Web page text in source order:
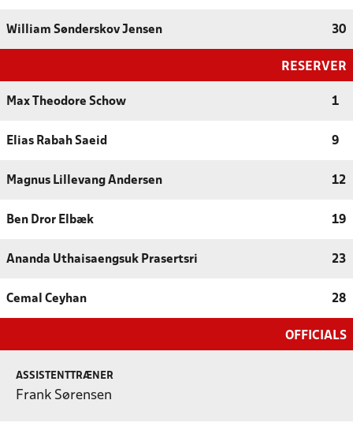
William Sønderskov Jensen 30
RESERVER
Max Theodore Schow 1
Elias Rabah Saeid 9
Magnus Lillevang Andersen 12
Ben Dror Elbæk 19
Ananda Uthaisaengsuk Prasertsri 23
Cemal Ceyhan 28
OFFICIALS
ASSISTENTTRÆNER
Frank Sørensen